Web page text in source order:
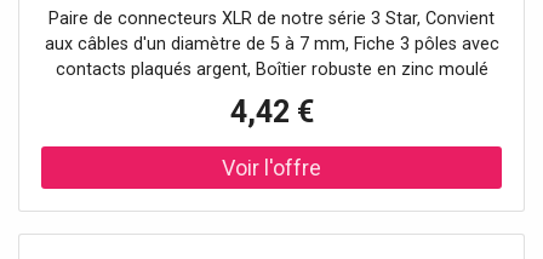
Paire - Connecteur XLR 3 pol.
Paire de connecteurs XLR de notre série 3 Star, Convient
aux câbles d'un diamètre de 5 à 7 mm, Fiche 3 pôles avec
contacts plaqués argent, Boîtier robuste en zinc moulé
sous pression et douille en plastique, Avec code couleur
(noir & rouge), Lors de la confection de câbles stéréo, il
faut entre autres veiller à utiliser des codes couleur pour
pouvoir distinguer la gauche de la droite. Si vous cherchez
4,42 €